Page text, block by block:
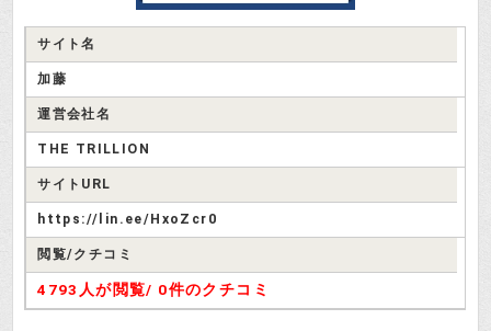
サイト名
加藤
運営会社名
THE TRILLION
サイトURL
https://lin.ee/HxoZcr0
閲覧/クチコミ
4793人が閲覧/ 0件のクチコミ